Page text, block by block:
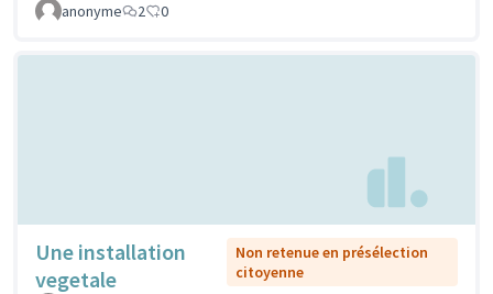
anonyme
2 0
Une installation
vegetale
Non retenue en présélection
citoyenne